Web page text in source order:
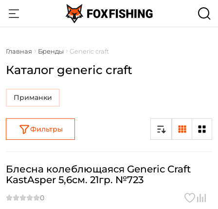
Главная Бренды Generic craft
Каталог generic craft
Приманки
Фильтры
Блесна колеблющаяся Generic Craft
KastAsper 5,6см. 21гр. №723